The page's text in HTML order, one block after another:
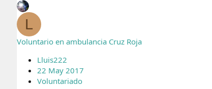
L
Voluntario en ambulancia Cruz Roja
Lluis222
22 May 2017
Voluntariado